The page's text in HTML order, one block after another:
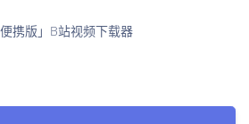
携版」B站视频下载器